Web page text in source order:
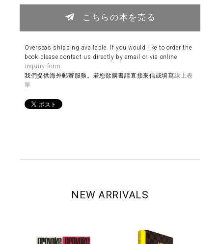
こちらの本を売る
Overseas shipping available. If you would like to order the
book please contact us directly by email or via online
inquiry form
我們提供海外郵寄服務。若您欲購書請直接來信或填寫線上表
單
NEW ARRIVALS